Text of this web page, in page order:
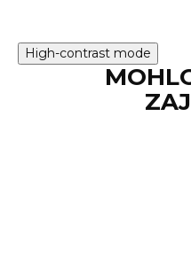
High-contrast mode